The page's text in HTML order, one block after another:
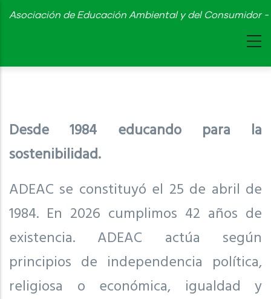
Skip
content
Asociación de Educación Ambiental y del Consumidor
Desde 1984 educando para la
sostenibilidad.
ADEAC se constituyó el 25 de abril de
1984. En 2026 cumplimos 42 años de
existencia. ADEAC actúa según
principios de independencia política,
religiosa o económica, igualdad y